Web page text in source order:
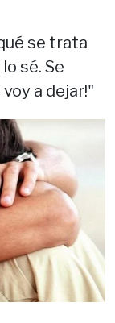
se trata
sé. Se
a dejar!"